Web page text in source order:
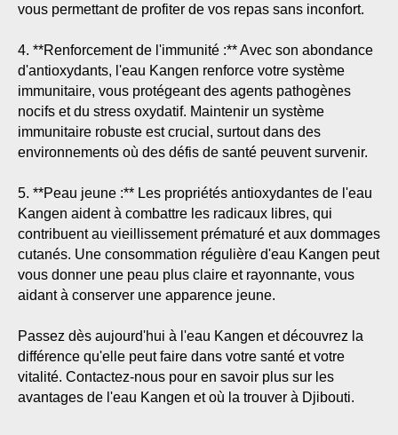
vous permettant de profiter de vos repas sans inconfort.
4. **Renforcement de l'immunité :** Avec son abondance
d'antioxydants, l'eau Kangen renforce votre système
immunitaire, vous protégeant des agents pathogènes
nocifs et du stress oxydatif. Maintenir un système
immunitaire robuste est crucial, surtout dans des
environnements où des défis de santé peuvent survenir.
5. **Peau jeune :** Les propriétés antioxydantes de l'eau
Kangen aident à combattre les radicaux libres, qui
contribuent au vieillissement prématuré et aux dommages
cutanés. Une consommation régulière d'eau Kangen peut
vous donner une peau plus claire et rayonnante, vous
aidant à conserver une apparence jeune.
Passez dès aujourd'hui à l'eau Kangen et découvrez la
différence qu'elle peut faire dans votre santé et votre
vitalité. Contactez-nous pour en savoir plus sur les
avantages de l'eau Kangen et où la trouver à Djibouti.